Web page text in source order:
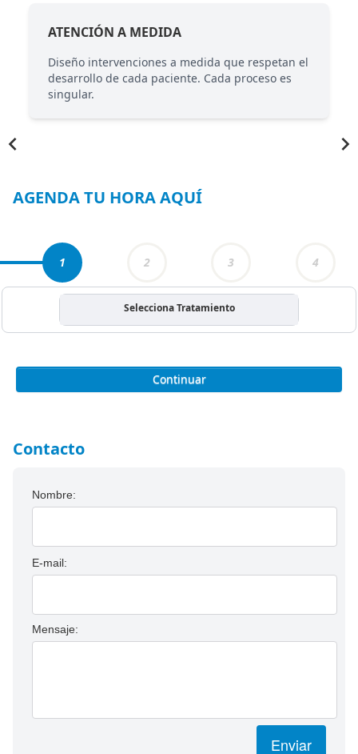
ATENCIÓN A MEDIDA
Diseño intervenciones a medida que respetan el
desarrollo de cada paciente. Cada proceso es
singular.
AGENDA TU HORA AQUÍ
1 2 3 4
Selecciona Tratamiento
Continuar
Contacto
Nombre:
E-mail:
Mensaje:
Enviar